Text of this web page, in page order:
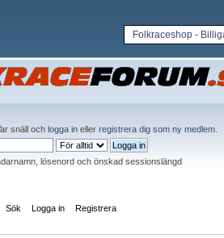
Folkraceshop -
snäll och logga in eller registrera dig som ny medlem
lösenord och önskad sessionslängd
Sök Logga in Registrera